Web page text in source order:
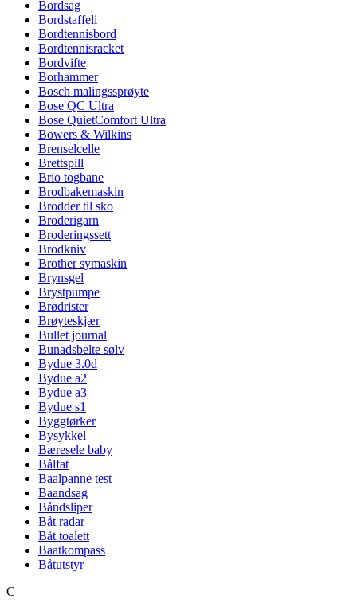
Bordsag
Bordstaffeli
Bordtennisbord
Bordtennisracket
Bordvifte
Borhammer
Bosch malingssprøyte
Bose QC Ultra
Bose QuietComfort Ultra
Bowers & Wilkins
Brenselcelle
Brettspill
Brio togbane
Brodbakemaskin
Brodder til sko
Broderigarn
Broderingssett
Brodkniv
Brother symaskin
Brynsgel
Brystpumpe
Brødrister
Brøyteskjær
Bullet journal
Bunadsbelte sølv
Bydue 3.0d
Bydue a2
Bydue a3
Bydue s1
Byggtørker
Bysykkel
Bæresele baby
Bålfat
Baalpanne test
Baandsag
Båndsliper
Båt radar
Båt toalett
Baatkompass
Båtutstyr
C